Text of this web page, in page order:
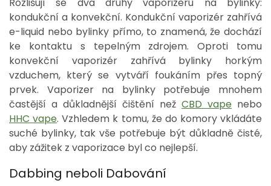
kondukční a konvekční. Kondukční vaporizér zahřívá
e-liquid nebo bylinky přímo, to znamená, že dochází
ke kontaktu s tepelným zdrojem. Oproti tomu
konvekční vaporizér zahřívá bylinky horkým
vzduchem, který se vytváří foukáním přes topný
prvek. Vaporizer na bylinky potřebuje mnohem
častější a důkladnější čištění než CBD vape nebo
HHC vape. Vzhledem k tomu, že do komory vkládáte
suché bylinky, tak vše potřebuje být důkladně čisté,
aby zážitek z vaporizace byl co nejlepší.
Dabbing neboli Dabování